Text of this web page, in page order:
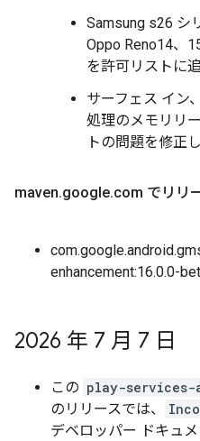
Samsung s26 シ
Oppo Reno14、
を許可リストに
サーフェス イン
処理のメモリリ
トの問題を修正
maven.google.com でリリ
enhancement:16.0.0-
2026 年 7 月 7 日
この play-services-
のリリースでは、
デベロッパー ドキュ